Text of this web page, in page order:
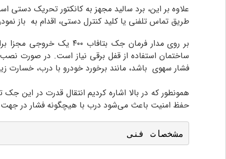
علاوه بر این، برد سالید مجهز به کانکتور تحریک
طریق تماس تلفنی یا کلید کنترل دستی، اقدام به باز
بر روی مدار فرمان جک
ساختمان استفاده از قفل برقی نیاز است. در صورت
فشار سهوی باشد، مانند برخورد خودرو با درب، خسارت
همونطور که در بالا اشاره کردیم انتقال قدرت در
حفظ امنیت باعث می‌شود درب با هیچگونه فشار در
مشخصات فنی